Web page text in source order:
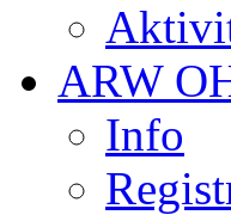
ARW
Info